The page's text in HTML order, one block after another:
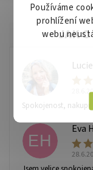
Vaše osobní
L
Lucie
Spokojenost,
EH
Eva
Používáme
prohlížení
webu